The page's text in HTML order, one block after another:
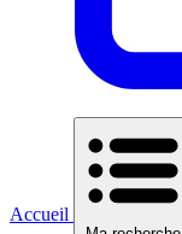
Accueil